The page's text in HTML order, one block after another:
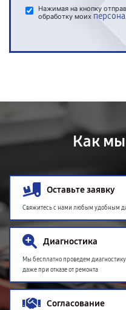
Нажимая на кнопку
обработку моих
Как
Оставьте заявку
Свяжитесь с нами любым удобным
Диагностика
Мы бесплатно проведем
даже при отказе от ремонта
Согласование